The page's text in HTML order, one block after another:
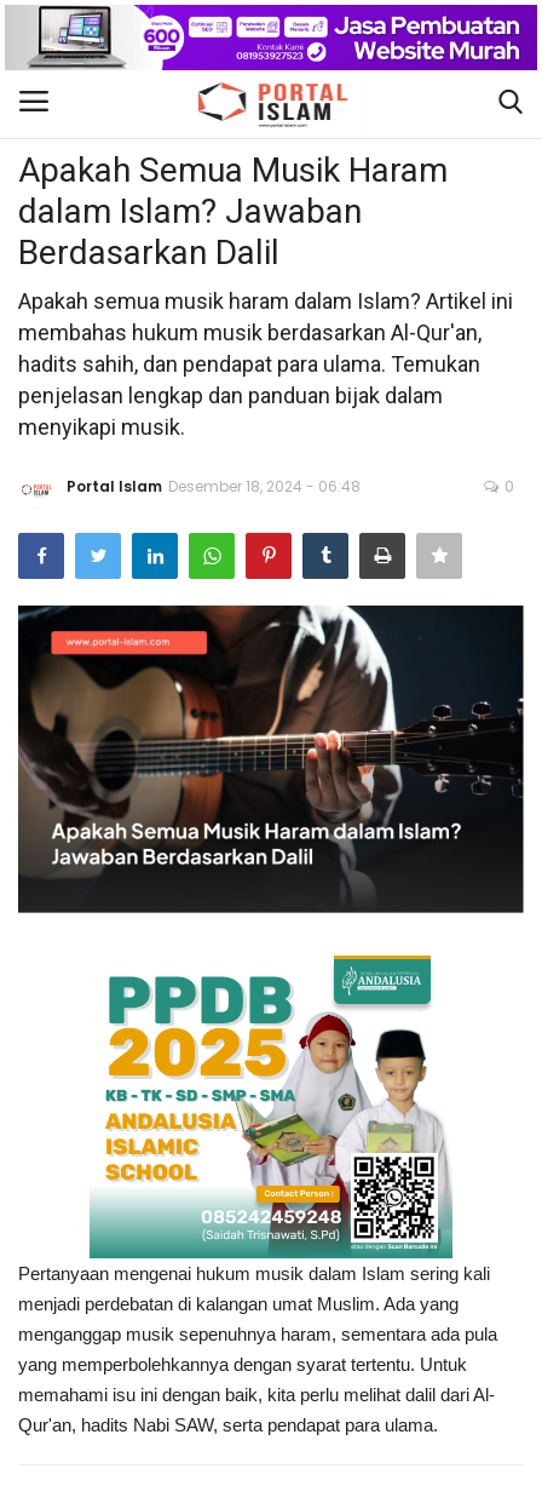
Gabung Daftar
Beranda
Berita Islam
Nasional
Bisnis
Internasional
Al-Qur'an Online
Lifestyle
Olahraga
Teknologi
Apakah Semua Musik Haram
dalam Islam? Jawaban
Berdasarkan Dalil
Apakah semua musik haram dalam Islam? Artikel ini
membahas hukum musik berdasarkan Al-Qur'an,
hadits sahih, dan pendapat para ulama. Temukan
penjelasan lengkap dan panduan bijak dalam
menyikapi musik.
Portal Islam Desember 18, 2024 - 06:48 0
Pertanyaan mengenai hukum musik dalam Islam sering kali
menjadi perdebatan di kalangan umat Muslim. Ada yang
menganggap musik sepenuhnya haram, sementara ada pula
yang memperbolehkannya dengan syarat tertentu. Untuk
memahami isu ini dengan baik, kita perlu melihat dalil dari Al-
Qur'an, hadits Nabi SAW, serta pendapat para ulama.